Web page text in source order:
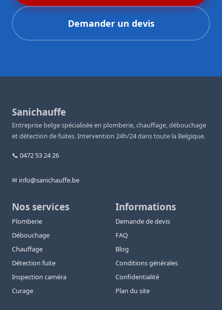
Demander un devis
Sanichauffe
Entreprise belge spécialisée en plomberie, chauffage, débouchage
et détection de fuites. Intervention 24h/24 dans toute la Belgique.
📞 0472 53 24 26
✉ info@sanichauffe.be
Nos services
Plomberie
Débouchage
Chauffage
Détection fuite
Inspection caméra
Curage
Informations
Demande de devis
FAQ
Blog
Conditions générales
Confidentialité
Plan du site